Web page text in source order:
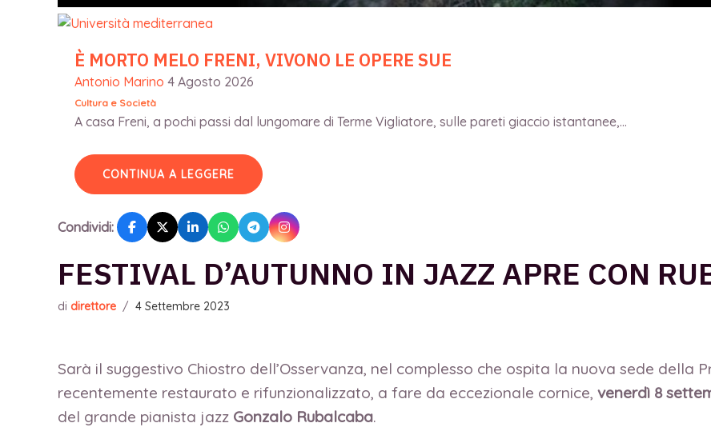
È MORTO MELO FRENI, VIVONO LE OPERE SUE
Antonio Marino 4 Agosto 2026
Cultura e Società
A casa Freni, a pochi passi dal lungomare di Terme Vigliatore, sulle pareti giaccio istantanee,...
CONTINUA A LEGGERE
Condividi:
FESTIVAL D’AUTUNNO IN JAZZ APRE CON
di direttore / 4 Settembre 2023
Sarà il suggestivo Chiostro dell’Osservanza, nel complesso che ospita la nuova sede della
recentemente restaurato e rifunzionalizzato, a fare da eccezionale cornice, venerdì 8
del grande pianista jazz Gonzalo Rubalcaba.